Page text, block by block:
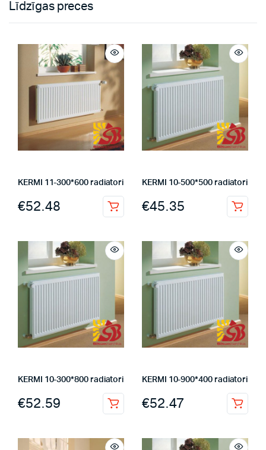
Līdzīgas preces
KERMI 11-300*600 radiatori
€52.48
KERMI 10-500*500 radiatori
€45.35
KERMI 10-300*800 radiatori
€52.59
KERMI 10-900*400 radiatori
€52.47